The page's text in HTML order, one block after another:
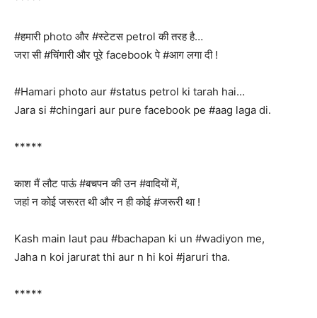
#हमारी photo और #स्टेटस petrol की तरह है…
जरा सी #चिंगारी और पूरे facebook पे #आग लगा दी !
#Hamari photo aur #status petrol ki tarah hai…
Jara si #chingari aur pure facebook pe #aag laga di.
*****
काश मैं लौट पाऊं #बचपन की उन #वादियों में,
जहां न कोई जरूरत थी और न ही कोई #जरूरी था !
Kash main laut pau #bachapan ki un #wadiyon me,
Jaha n koi jarurat thi aur n hi koi #jaruri tha.
*****